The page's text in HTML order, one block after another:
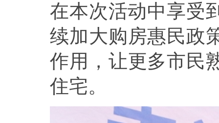
在本次活动中享受
续加大购房惠民政
作用，让更多市民
住宅。